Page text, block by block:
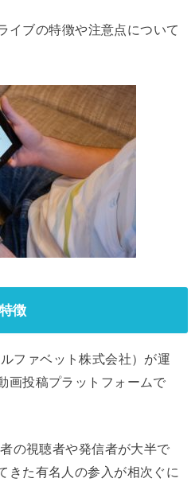
イブの特徴や注意点について
徴
ファベット株式会社）が運
画投稿プラットフォームで
の視聴者や発信者が大半で
きた有名人の参入が相次ぐに